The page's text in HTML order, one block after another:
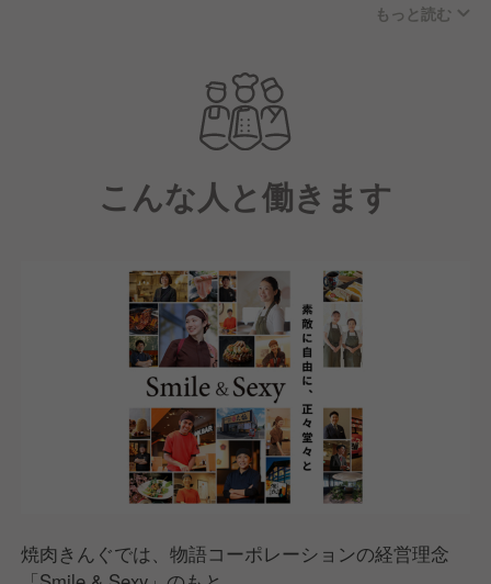
スタッフが焼き方をサポートする「焼肉ポリス」な
人のあたたかさを感じる接客で、家族連れから幅広い
世代に親しまれています。
もっと読む
こんな人と働きます
焼肉きんぐでは、物語コーポレーションの経営理念